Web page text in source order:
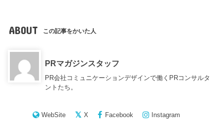
ABOUT この記事をかいた人
PRマガジンスタッフ
PR会社コミュニケーションデザインで働くPRコンサルタ
ントたち。
WebSite X Facebook Instagram